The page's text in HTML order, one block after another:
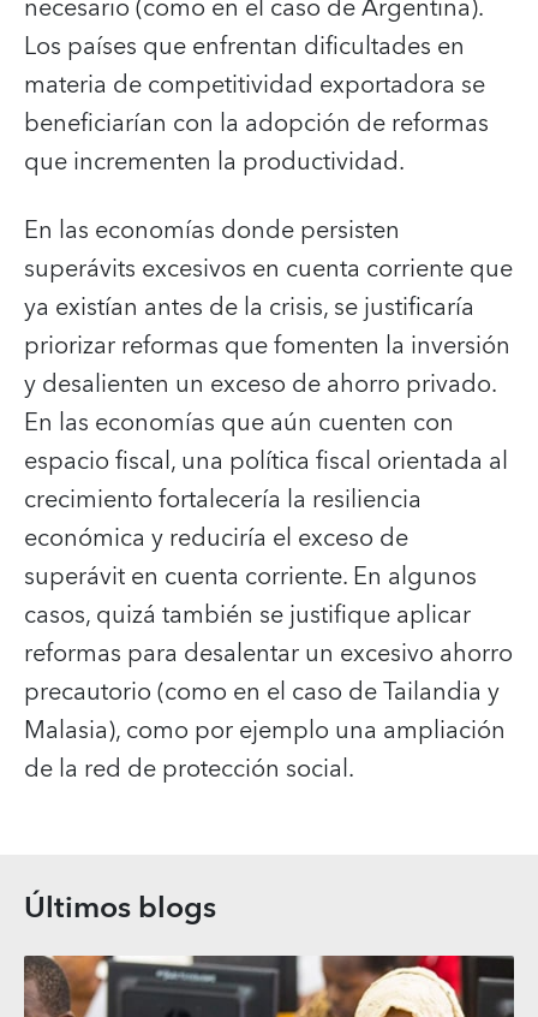
Los países que enfrentan dificultades en
materia de competitividad exportadora se
beneficiarían con la adopción de reformas
que incrementen la productividad.
En las economías donde persisten
superávits excesivos en cuenta corriente que
ya existían antes de la crisis, se justificaría
priorizar reformas que fomenten la inversión
y desalienten un exceso de ahorro privado.
En las economías que aún cuenten con
espacio fiscal, una política fiscal orientada al
crecimiento fortalecería la resiliencia
económica y reduciría el exceso de
superávit en cuenta corriente. En algunos
casos, quizá también se justifique aplicar
reformas para desalentar un excesivo ahorro
precautorio (como en el caso de Tailandia y
Malasia), como por ejemplo una ampliación
de la red de protección social.
Últimos blogs